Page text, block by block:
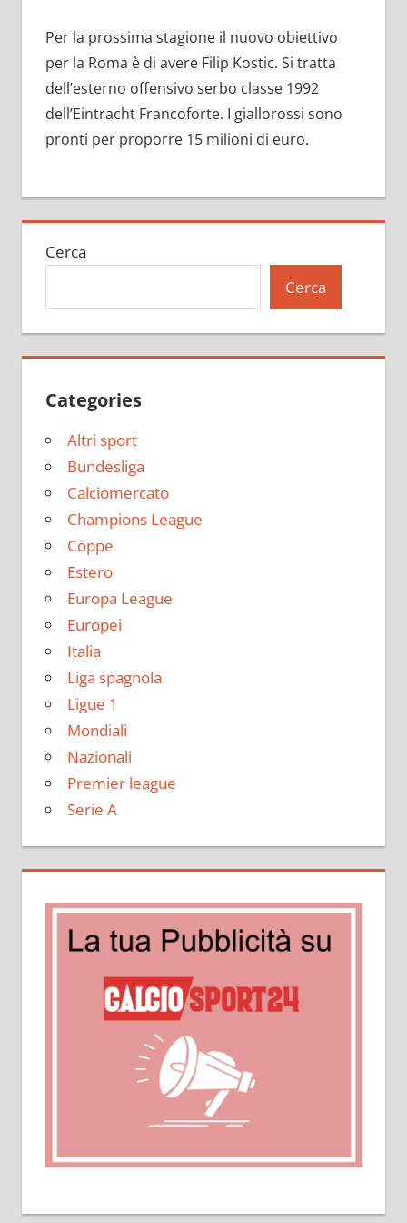
Per la prossima stagione il nuovo obiettivo
per la Roma è di avere Filip Kostic. Si tratta
dell’esterno offensivo serbo classe 1992
dell’Eintracht Francoforte. I giallorossi sono
pronti per proporre 15 milioni di euro.
Cerca
Cerca
Categories
Altri sport
Bundesliga
Calciomercato
Champions League
Coppe
Estero
Europa League
Europei
Italia
Liga spagnola
Ligue 1
Mondiali
Nazionali
Premier league
Serie A